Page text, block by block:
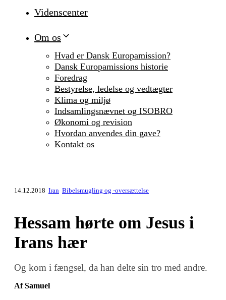
Videnscenter
Om os
Hvad er Dansk Europamission?
Dansk Europamissions historie
Foredrag
Bestyrelse, ledelse og vedtægter
Klima og miljø
Indsamlingsnævnet og ISOBRO
Økonomi og revision
Hvordan anvendes din gave?
Kontakt os
14.12.2018 Iran Bibelsmugling og -oversættelse
Hessam hørte om Jesus i
Irans hær
Og kom i fængsel, da han delte sin tro med andre.
Af Samuel